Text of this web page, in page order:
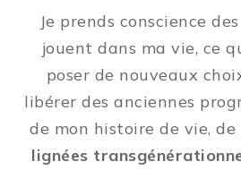
Je prends conscience
jouent dans ma vie, ce
poser de nouveaux
libérer des anciennes
de mon histoire de vie, de
lignées